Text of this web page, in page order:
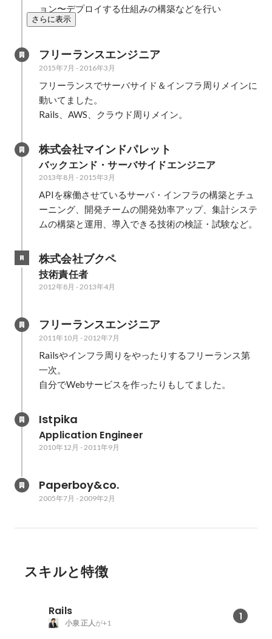
ョン〜デプロイする仕組みの構築などを行い
さらに表示
フリーランスエンジニア
2015年7月 -2016年3月
フリーランスでサーバサイド＆インフラ周りメインに
動いてました。
Rails、AWS、クラウド周りメイン。
株式会社マインドパレット
バックエンド・サーバサイドエンジニア
2013年8月 -2015年3月
APIを稼働させているサーバ・インフラの構築とチュ
ーニング、開発チームの開発効率アップ、集計システ
ムの構築と運用、導入できる技術の検証・試験など。
株式会社ブクペ
技術責任者
2012年8月 -2013年4月
フリーランスエンジニア
2011年10月 -2012年7月
Railsやインフラ周りをやったりするフリーランス第
一次。
自分でWebサービスを作ったりもしてました。
Istpika
Application Engineer
2010年12月 -2011年9月
Paperboy&co.
2005年7月 -2009年2月
スキルと特徴
Rails 1
小泉 正人が+1